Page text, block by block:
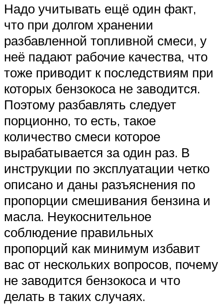
Надо учитывать ещё один факт,
что при долгом хранении
разбавленной топливной смеси, у
неё падают рабочие качества, что
тоже приводит к последствиям при
которых бензокоса не заводится.
Поэтому разбавлять следует
порционно, то есть, такое
количество смеси которое
вырабатывается за один раз. В
инструкции по эксплуатации четко
описано и даны разъяснения по
пропорции смешивания бензина и
масла. Неукоснительное
соблюдение правильных
пропорций как минимум избавит
вас от нескольких вопросов, почему
не заводится бензокоса и что
делать в таких случаях.